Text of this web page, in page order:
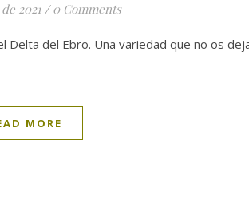
2021 / 0 Comments
Delta del Ebro. Una variedad que no os
MORE